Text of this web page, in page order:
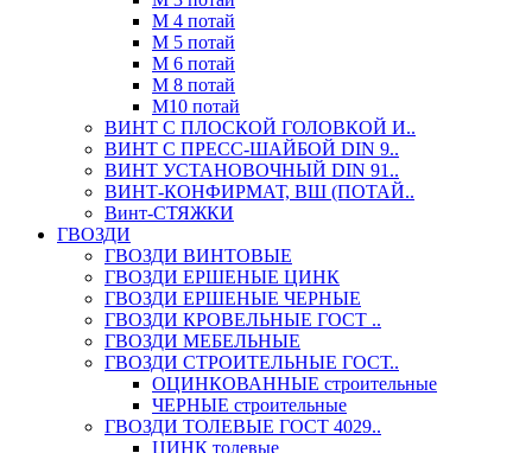
М 4 потай
М 5 потай
М 6 потай
М 8 потай
М10 потай
ВИНТ С ПЛОСКОЙ ГОЛОВКОЙ И..
ВИНТ С ПРЕСС-ШАЙБОЙ DIN 9..
ВИНТ УСТАНОВОЧНЫЙ DIN 91..
ВИНТ-КОНФИРМАТ, ВШ (ПОТАЙ..
Винт-СТЯЖКИ
ГВОЗДИ
ГВОЗДИ ВИНТОВЫЕ
ГВОЗДИ ЕРШЕНЫЕ ЦИНК
ГВОЗДИ ЕРШЕНЫЕ ЧЕРНЫЕ
ГВОЗДИ КРОВЕЛЬНЫЕ ГОСТ ..
ГВОЗДИ МЕБЕЛЬНЫЕ
ГВОЗДИ СТРОИТЕЛЬНЫЕ ГОСТ..
ОЦИНКОВАННЫЕ строительные
ЧЕРНЫЕ строительные
ГВОЗДИ ТОЛЕВЫЕ ГОСТ 4029..
ЦИНК толевые